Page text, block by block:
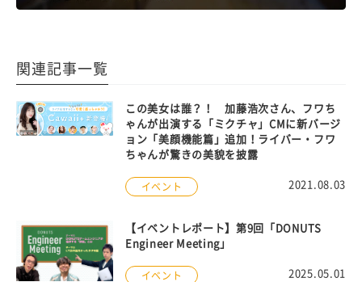
関連記事一覧
イベント 2021.08.03
この美女は誰？！ 加藤浩次さん、フワち
ゃんが出演する「ミクチャ」CMに新バージ
ョン「美顔機能篇」追加！ライバー・フワ
ちゃんが驚きの美貌を披露
イベント 2025.05.01
【イベントレポート】第9回「DONUTS
Engineer Meeting」